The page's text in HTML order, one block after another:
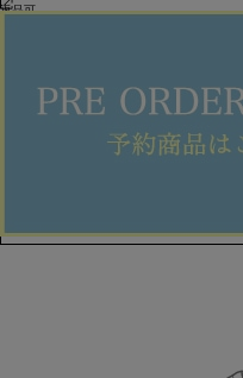
返品可
158cm
1